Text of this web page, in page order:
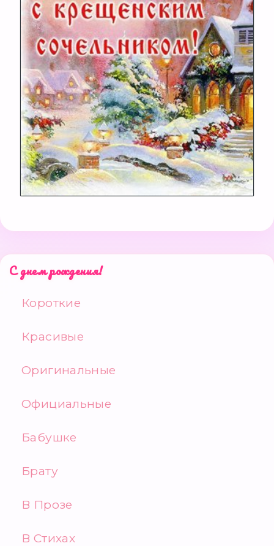
С днем рождения!
Короткие
Красивые
Оригинальные
Официальные
Бабушке
Брату
В Прозе
В Стихах